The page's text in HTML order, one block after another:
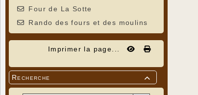
Four de La Sotte
Rando des fours et des moulins
Imprimer la page...

Recherche